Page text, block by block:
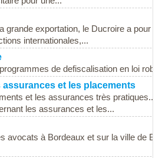
grande exportation, le Ducroire a pour
internationales,...
de defiscalisation en loi
assurances et les placements
et les assurances très pratiques...
les assurances et les...
avocats à Bordeaux et sur la ville de